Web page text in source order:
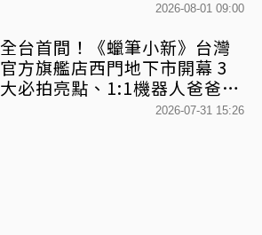
2026-08-01 09:00
全台首間！《蠟筆小新》台灣
官方旗艦店西門地下市開幕 3
大必拍亮點、1:1機器人爸爸、
百款日本直送周邊快搶2026-07-31 15:26